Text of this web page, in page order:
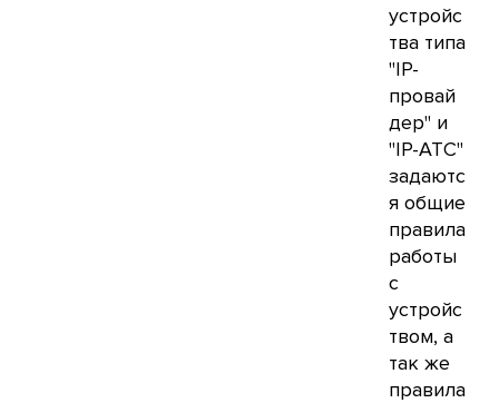
устройс
тва типа
"IP-
провай
дер" и
"IP-АТС"
задаютс
я общие
правила
работы
с
устройс
твом, а
так же
правила